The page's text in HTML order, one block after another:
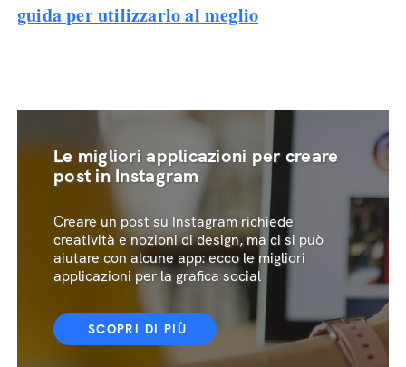
guida per utilizzarlo al meglio
Le migliori applicazioni per creare
post in Instagram
Creare un post su Instagram richiede
creatività e nozioni di design, ma ci si può
aiutare con alcune app: ecco le migliori
applicazioni per la grafica social
SCOPRI DI PIÙ